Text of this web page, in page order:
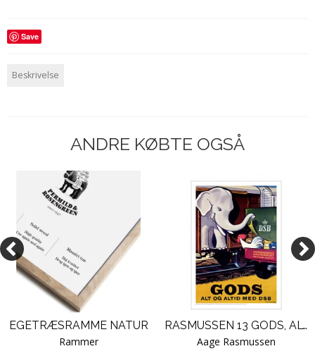
Save
Beskrivelse
ANDRE KØBTE OGSÅ
EGETRÆSRAMME NATUR
Rammer
RASMUSSEN 13 GODS, ALT OG ALTID MED DSB, 1959
Aage Rasmussen